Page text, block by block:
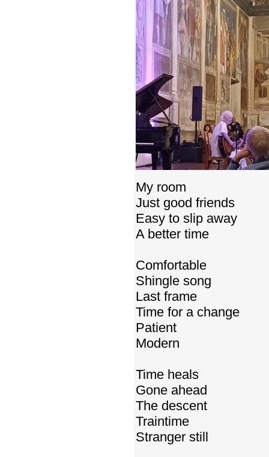
My room
Just good friends
Easy to slip away
A better time
Comfortable
Shingle song
Last frame
Time for a change
Patient
Modern
Time heals
Gone ahead
The descent
Traintime
Stranger still